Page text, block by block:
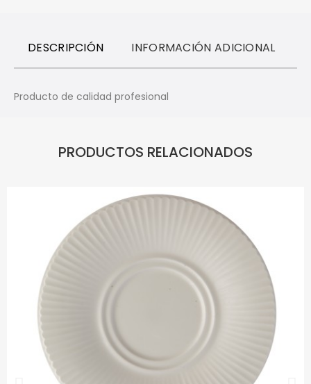
DESCRIPCIÓN INFORMACIÓN ADICIONAL
Producto de calidad profesional
PRODUCTOS RELACIONADOS